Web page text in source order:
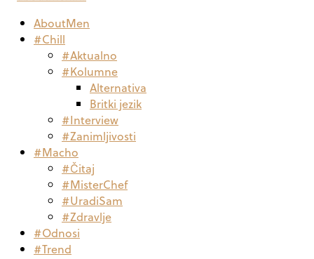
AboutMen
#Chill
#Aktualno
#Kolumne
Alternativa
Britki jezik
#Interview
#Zanimljivosti
#Macho
#Čitaj
#MisterChef
#UradiSam
#Zdravlje
#Odnosi
#Trend